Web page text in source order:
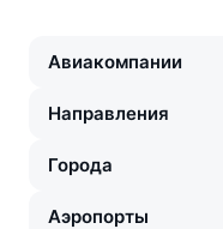
Авиакомпании
Направления
Города
Аэропорты